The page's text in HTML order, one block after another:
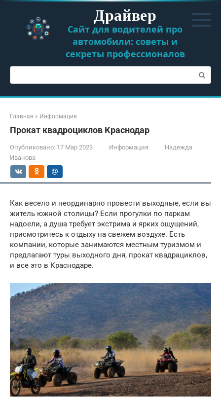
Перейти
контенту
Драйвер
Сайт для водителей про
автомобили: советы и
секреты профессионалов
Поиск:
Главная » Информация
Прокат квадроциклов Краснодар
Опубликовано: 17 Мар 2023 Информация
Надежда
Иванова
Как весело и неординарно провести выходные, если вы
житель южной столицы? Если прогулки по паркам
надоели, а душа требует экстрима и ярких ощущений,
присмотритесь к отдыху на свежем воздухе. Есть
компании, которые занимаются местным туризмом и
предлагают туры выходного дня, прокат квадрациклов,
и все это в Краснодаре.